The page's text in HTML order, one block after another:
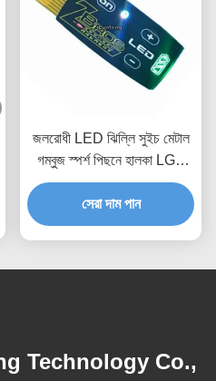
জলরোধী LED ঝিল্লি সুইচ মেটাল
গম্বুজ স্পর্শ পিছনে হালকা LGF
ডিজাইন
সেরা দাম পান
Technology Co.,